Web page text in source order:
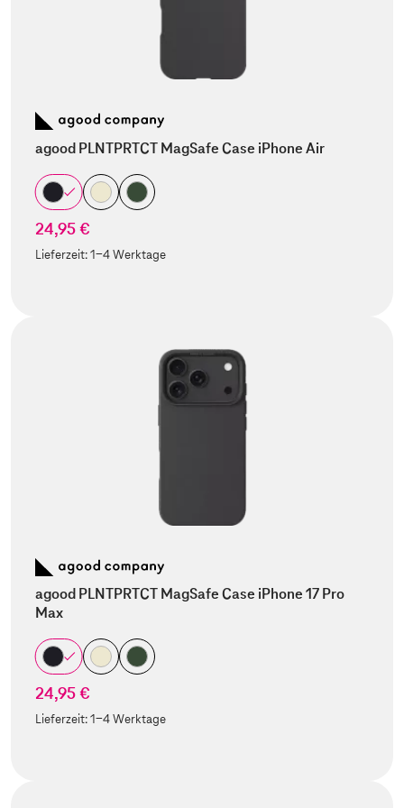
agood PLNTPRTCT MagSafe Case iPhone Air
24,95 €
Lieferzeit:1-4 Werktage
agood PLNTPRTCT MagSafe Case iPhone 17 Pro
Max
24,95 €
Lieferzeit:1-4 Werktage